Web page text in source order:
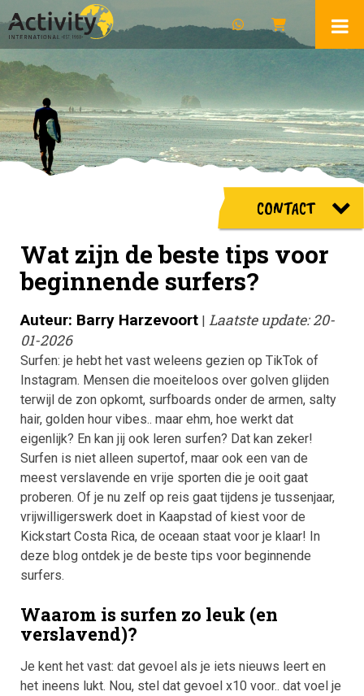
CONTACT
Wat zijn de beste tips voor
beginnende surfers?
Auteur: Barry Harzevoort | Laatste update: 20-
01-2026
Surfen: je hebt het vast weleens gezien op TikTok of
Instagram. Mensen die moeiteloos over golven glijden
terwijl de zon opkomt, surfboards onder de armen, salty
hair, golden hour vibes.. maar ehm, hoe werkt dat
eigenlijk? En kan jij ook leren surfen? Dat kan zeker!
Surfen is niet alleen supertof, maar ook een van de
meest verslavende en vrije sporten die je ooit gaat
proberen. Of je nu zelf op reis gaat tijdens je tussenjaar,
vrijwilligerswerk doet in Kaapstad of kiest voor de
Kickstart Costa Rica, de oceaan staat voor je klaar! In
deze blog ontdek je de beste tips voor beginnende
surfers.
Waarom is surfen zo leuk (en
verslavend)?
Je kent het vast: dat gevoel als je iets nieuws leert en
het ineens lukt. Nou, stel dat gevoel x10 voor.. dat voel je